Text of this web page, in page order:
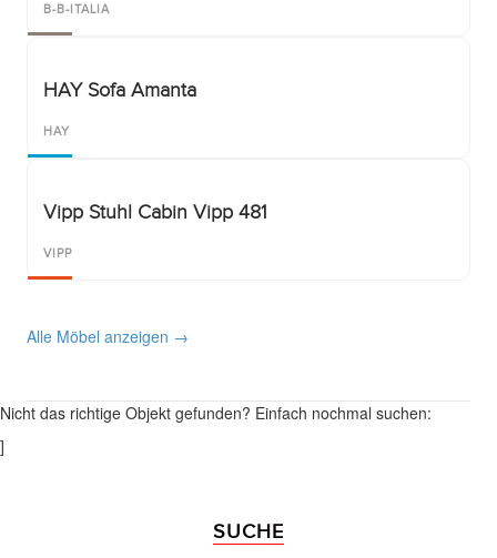
B-B-ITALIA
HAY Sofa Amanta
HAY
Vipp Stuhl Cabin Vipp 481
VIPP
Alle Möbel anzeigen →
Nicht das richtige Objekt gefunden? Einfach nochmal suchen:
]
SUCHE